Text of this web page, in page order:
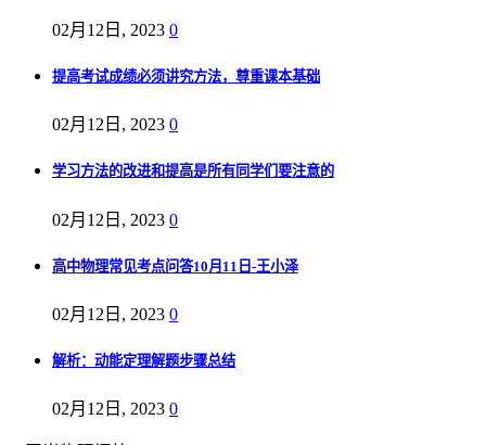
02月12日, 2023 0
提高考试成绩必须讲究方法，尊重课本基础
02月12日, 2023 0
学习方法的改进和提高是所有同学们要注意的
02月12日, 2023 0
高中物理常见考点问答10月11日-王小泽
02月12日, 2023 0
解析：动能定理解题步骤总结
02月12日, 2023 0